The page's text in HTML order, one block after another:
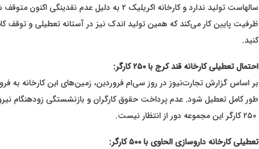
سالهاست تولید ندارد و کارخانه اکریلیک ۲ به دلیل‌ عدم
ظرفیت پایین کار می‌کند که همین تولید اندک نیز در آستانه تعطیلی و توقف
کنید.
احتمال تعطیلی کارخانه قند کرج با ۲۵۰ کارگر:
بر اساس گزارش تجارت‌نیوز در روز سی‌ام فروردین، زمین‌های این کارخانه به
طور کامل تعطیل شود. عدم پرداخت حقوق کارگران و بازنشستگی زودهنگام
تعطیلی کارخانه داروسازی الحاوی با ۵۰۰ کارگر: